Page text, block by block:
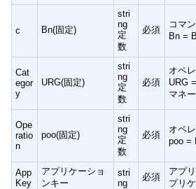
c Bn(固定)
stri
ng
定
数
必須
コマ
Bn =
Cat
egor
y
URG(固定)
stri
ng
定
数
必須
オペ
URG
マネ
Ope
ratio
n
poo(固定)
stri
ng
定
数
必須
オペ
poo =
App
Key
アプリケーショ
ンキー
stri
ng
必須
アプ
プリ